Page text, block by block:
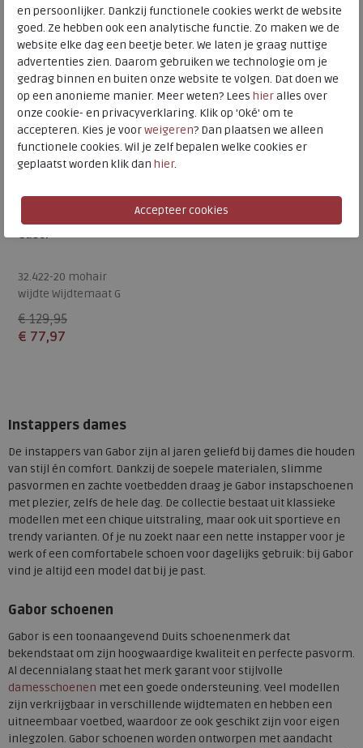
8,5
7
SALE
Gabor
32.422-20 mohair
wijdte Wijdtemaat G
€ 129,95
€ 77,97
Instappers dames
De instappers van Gabor zijn al jaren geliefd bij dames die houden
van stijl én comfort. Dankzij de soepele materialen, slimme
pasvormen en zachte voetbedden draag je Gabor instapschoenen
met plezier, zelfs de hele dag. De collectie bestaat uit klassieke
modellen met een chique uitstraling, maar ook uit sportieve en
trendy varianten. Of je nu zoekt naar een nette instapper voor je
werk of een comfortabele schoen voor dagelijks gebruik: bij Gabor
vind je altijd een model dat bij je past.
Gabor schoenen
Gabor is een toonaangevend Duits schoenenmerk dat
bekendstaat om zijn hoogwaardige kwaliteit en perfecte pasvorm.
Al decennialang staat het merk garant voor stijlvolle
damesschoenen met een goede ondersteuning. Veel modellen
zijn verkrijgbaar in verschillende wijdtematen en hebben een
uitneembaar voetbed, waardoor ze ook geschikt zijn voor eigen
inlegzolen. Gabor schoenen worden ontworpen met aandacht
en persoonlijker. Dankzij functionele cookies werkt de website
goed. Ze hebben ook een analytische functie. Zo maken we de
website elke dag een beetje beter. We laten je graag nuttige
advertenties zien. Daarom gebruiken we technologie om je
gedrag binnen en buiten onze website te volgen. Dat doen we
op een anonieme manier. Meer weten? Lees hieralles over
onze cookie- en privacyverklaring. Klik op 'Oké' om te
accepteren. Kies je voorweigeren? Dan plaatsen we alleen
functionele cookies. Wil je zelf bepalen welke cookies er
geplaatst worden klik dan hier.